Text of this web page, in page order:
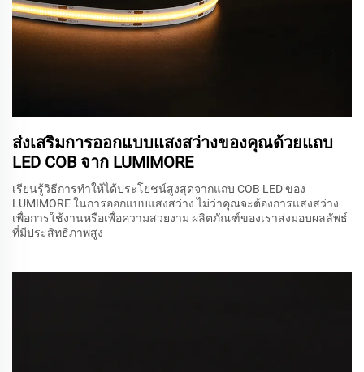
ส่งเสริมการออกแบบแสงสว่างของคุณด้วยแถบ
LED COB จาก LUMIMORE
เรียนรู้วิธีการทำให้ได้ประโยชน์สูงสุดจากแถบ COB LED ของ
LUMIMORE ในการออกแบบแสงสว่าง ไม่ว่าคุณจะต้องการแสงสว่าง
เพื่อการใช้งานหรือเพื่อความสวยงาม ผลิตภัณฑ์ของเราส่งมอบผลลัพธ์
ที่มีประสิทธิภาพสูง